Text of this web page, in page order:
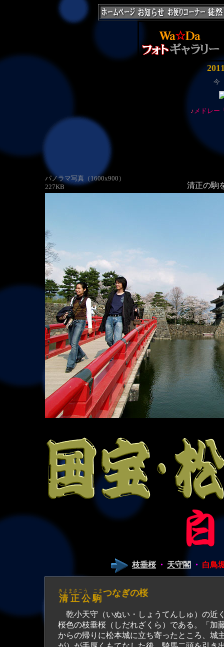
今
♪ メドレー
パノラマ写真（1600x900）
227KB
清正の
枝垂桜 ・ 天守閣 ・ 白鳥
清正公駒
きよまさこう こまつなぎの桜
乾小天守（いぬい・しょうてんしゅ）の近
桜色の枝垂桜（しだれざくら）である。「加
からの帰りに松本城に立ち寄ったところ、城